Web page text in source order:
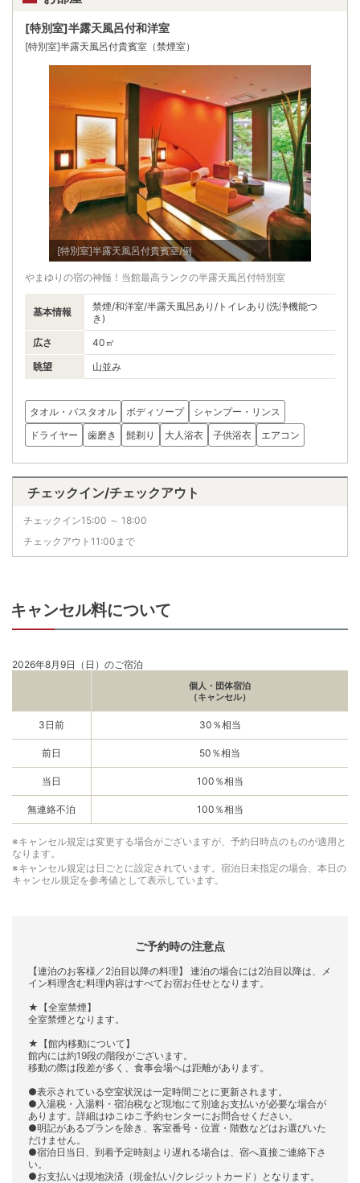
[特別室]半露天風呂付和洋室
[特別室]半露天風呂付貴賓室（禁煙室）
[特別室]半露天風呂付貴賓室/例
やまゆりの宿の神髄！当館最高ランクの半露天風呂付特別室
基本情報
禁煙/和洋室/半露天風呂あり/トイレあり(洗浄機能つ
き)
広さ
40㎡
眺望
山並み
タオル・バスタオル ボディソープ
シャンプー・リンス
ドライヤー
歯磨き 髭剃り 大人浴衣 子供浴衣 エアコン
チェックイン/チェックアウト
チェックイン15:00 ～ 18:00
チェックアウト11:00まで
キャンセル料について
2026年8月9日（日）のご宿泊
個人・団体宿泊
（キャンセル）
3日前 30％相当
前日 50％相当
当日 100％相当
無連絡不泊 100％相当
※キャンセル規定は変更する場合がございますが、予約日時点のものが適用と
なります。
※キャンセル規定は日ごとに設定されています。宿泊日未指定の場合、本日の
キャンセル規定を参考値として表示しています。
ご予約時の注意点
【連泊のお客様／2泊目以降の料理】 連泊の場合には2泊目以降は、メ
イン料理含む料理内容はすべてお宿お任せとなります。
★【全室禁煙】
全室禁煙となります。
★【館内移動について】
館内には約19段の階段がございます。
移動の際は段差が多く、食事会場へは距離があります。
●表示されている空室状況は一定時間ごとに更新されます。
●入湯税・入湯料・宿泊税など現地にて別途お支払いが必要な場合が
あります。詳細はゆこゆこ予約センターにお問合せください。
●明記があるプランを除き、客室番号・位置・階数などはお選びいた
だけません。
●宿泊日当日、到着予定時刻より遅れる場合は、宿へ直接ご連絡下さ
い。
●お支払いは現地決済（現金払い/クレジットカード）となります。